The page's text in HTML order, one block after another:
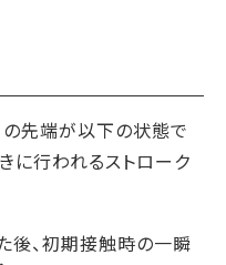
の先端が以下の状態で
に行われるストローク
後、初期接触時の一瞬